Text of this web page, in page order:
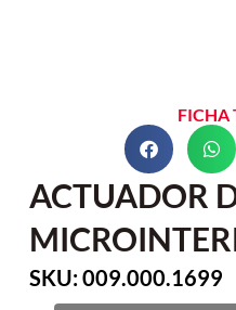
FICHA
ACTUADOR
SKU: 009.000.1699